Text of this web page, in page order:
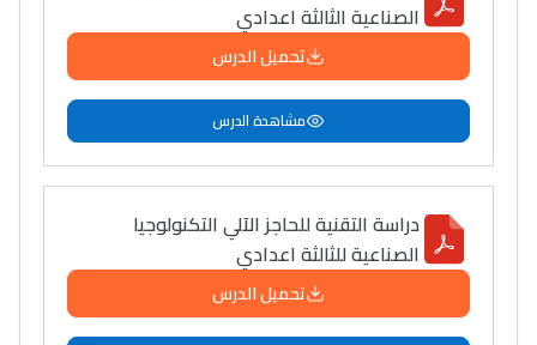
دليل المهن
ما يزيد عن 149 مهنة
دليل التوجيه
التوجيه بالثانوي و الإعدادي
الصناعية الثالثة اعدادي
تحميل الدرس
مشاهدة الدرس
دراسة التقنية للحاجز الآلي التكنولوجيا
الصناعية للثالثة اعدادي
تحميل الدرس